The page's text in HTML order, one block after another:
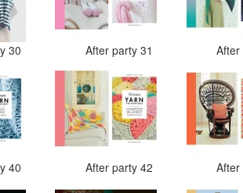
30 After party 31 After
40 After party 42